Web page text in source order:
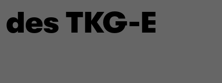
TKG-E